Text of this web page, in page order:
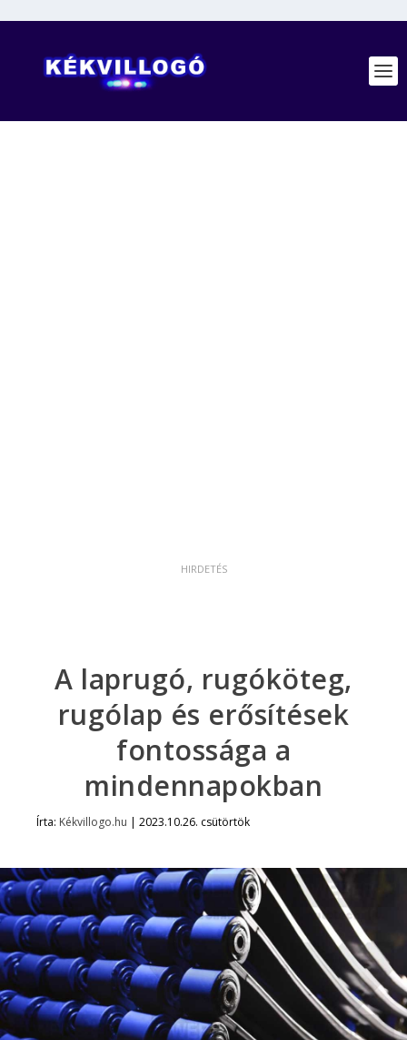
A laprugó, rugóköteg,
rugólap és erősítések
fontossága a
mindennapokban
Írta: Kékvillogo.hu | 2023.10.26. csütörtök